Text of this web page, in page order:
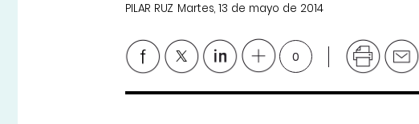
PILAR RUZ Martes, 13 de mayo de 2014
0